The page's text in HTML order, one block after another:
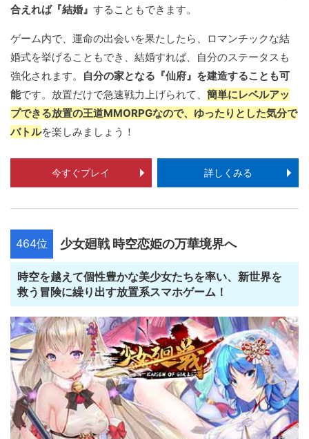
合えれば『結婚』 することもできます。
ゲーム内で、運命の出会いを果たしたら、ロマンチックな結
婚式を挙げることもでき、結婚すれば、自分のステータスも
強化されます。
自分の家となる『仙府』を建造することも可
能です。放置だけで急速戦力上げられて、 簡単にレベルアッ
プできる放置の王道MMORPGなので、ゆったりとした気分で
バトルを楽しみましょう！
今すぐプレイ 詳しくみる
464位 少女廻戦 時空恋姫の万華境界へ
時空を越えて個性豊かな美少女たちを率い、新世界を
救う冒険に繰り出す放置系スマホゲーム！